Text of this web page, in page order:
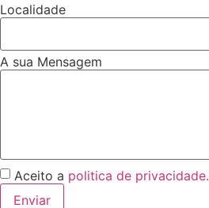
Localidade
A sua Mensagem
Aceito a politica de privacidade.
Enviar